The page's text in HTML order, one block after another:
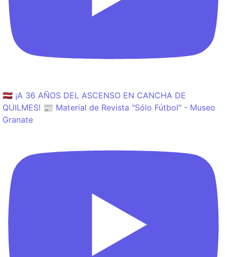
🇱🇻 ¡A 36 AÑOS DEL ASCENSO EN CANCHA DE
QUILMES! 📰 Material de Revista "Sólo Fútbol" - Museo
Granate